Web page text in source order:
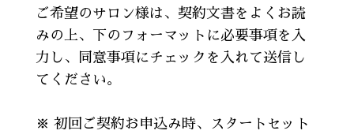
ご希望のサロン様は、契約文書をよくお読
みの上、下のフォーマットに必要事項を入
力し、同意事項にチェックを入れて送信し
てください。
※ 初回ご契約お申込み時、スタートセット